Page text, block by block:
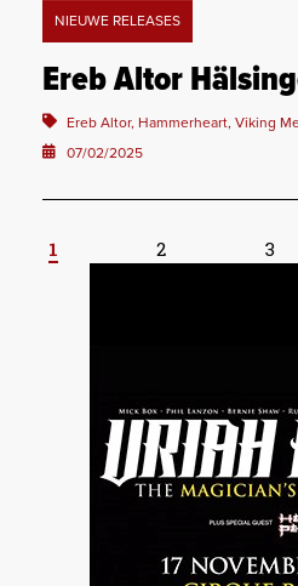
NIEUWE RELEASES
Ereb Altor
Ereb Altor, Hammerheart, Viking
07/02/2025
1 2 3